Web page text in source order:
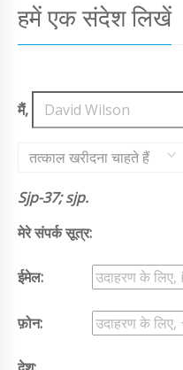
हमें एक संदेश लिखें
मैं,
तत्काल खरीदना चाहते हैं
Sjp-37; sjp.
मेरे संपर्क सूत्र:
ईमेल:
फ़ोन: